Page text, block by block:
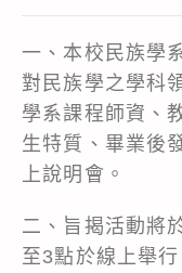
一、本校民族學
對民族學之學科
學系課程師資、
生特質、畢業後
上說明會。
二、旨揭活動將
至3點於線上舉